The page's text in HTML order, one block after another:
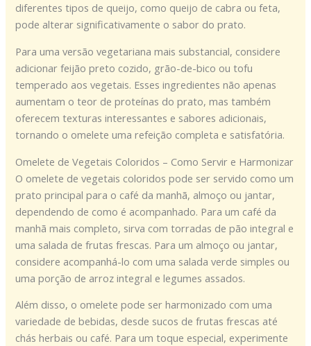
diferentes tipos de queijo, como queijo de cabra ou feta,
pode alterar significativamente o sabor do prato.
Para uma versão vegetariana mais substancial, considere
adicionar feijão preto cozido, grão-de-bico ou tofu
temperado aos vegetais. Esses ingredientes não apenas
aumentam o teor de proteínas do prato, mas também
oferecem texturas interessantes e sabores adicionais,
tornando o omelete uma refeição completa e satisfatória.
Omelete de Vegetais Coloridos – Como Servir e Harmonizar
O omelete de vegetais coloridos pode ser servido como um
prato principal para o café da manhã, almoço ou jantar,
dependendo de como é acompanhado. Para um café da
manhã mais completo, sirva com torradas de pão integral e
uma salada de frutas frescas. Para um almoço ou jantar,
considere acompanhá-lo com uma salada verde simples ou
uma porção de arroz integral e legumes assados.
Além disso, o omelete pode ser harmonizado com uma
variedade de bebidas, desde sucos de frutas frescas até
chás herbais ou café. Para um toque especial, experimente